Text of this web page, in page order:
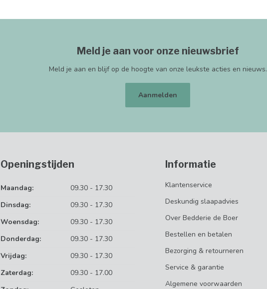
Meld je aan voor onze nieuwsbrief
Meld je aan en blijf op de hoogte van onze leukste acties en nieuws.
Aanmelden
Openingstijden
Maandag:
09.30 - 17.30
Dinsdag:
09.30 - 17.30
Woensdag:
09.30 - 17.30
Donderdag:
09.30 - 17.30
Vrijdag:
09.30 - 17.30
Zaterdag:
09.30 - 17.00
Informatie
Klantenservice
Deskundig slaapadvies
Over Bedderie de Boer
Bestellen en betalen
Bezorging & retourneren
Service & garantie
Algemene voorwaarden